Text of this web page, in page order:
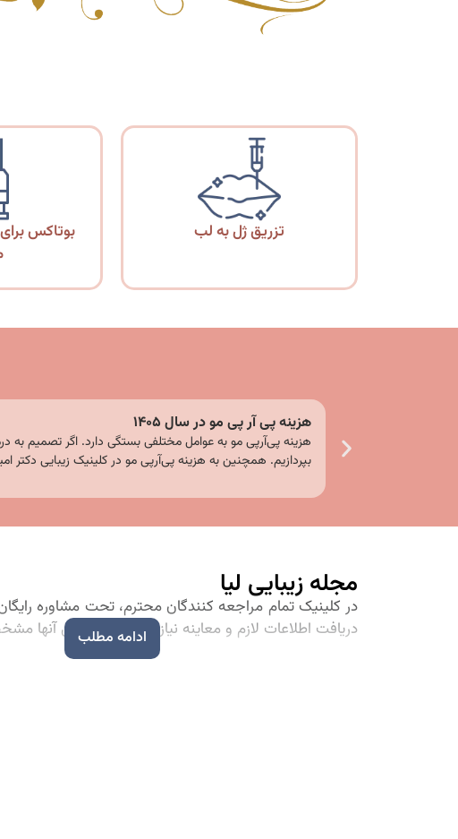
تزریق ژل به لب
بوتاکس
هزینه پی آر پی مو در سال ۱۴۰۵
هزینه پی‌آرپی مو به عوامل مختلفی بستگی دارد. اگر تصمیم به
بپردازیم. همچنین به هزینه پی‌آرپی مو در کلینیک زیبایی
مجله زیبایی لیا
در کلینیک تمام مراجعه کنندگان محترم، تحت مشاوره
دریافت اطلاعات لازم و معاینه نیازمندی‌های درمانی آنها
ادامه مطلب